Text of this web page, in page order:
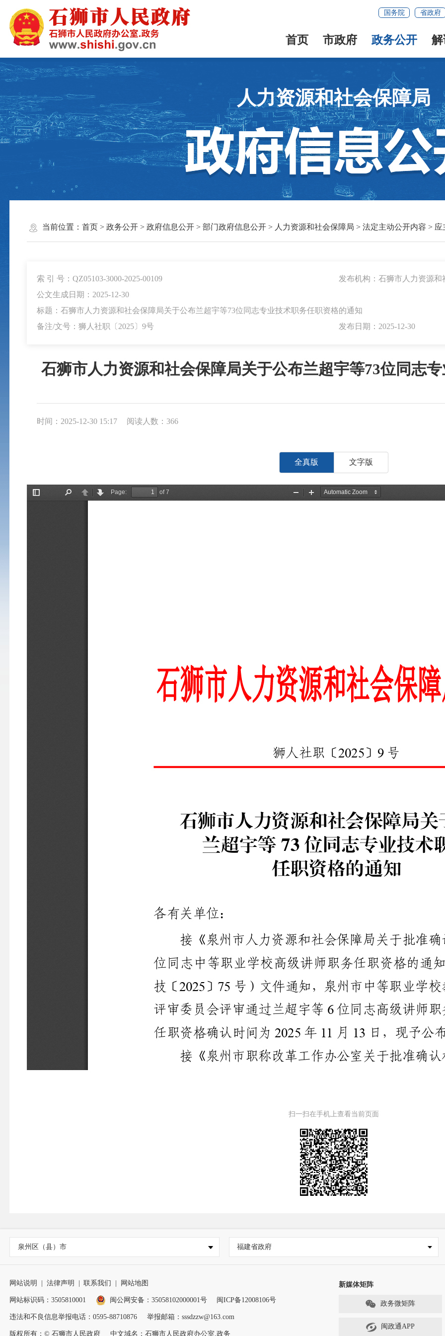
国务院 省政府
首页 市政府 政务公开
人力资源和社会保障局
当前位置： 首页> 政务公开> 政府信息公开> 部门政府信息公开> 人力资源和社会保障局 > 法定主动公开内容 > 应
索 引 号：QZ05103-3000-2025-00109
发布机构：石狮市人力资源和
公文生成日期：2025-12-30
标题：石狮市人力资源和社会保障局关于公布兰超宇等73位同志专业技术职务任职资格的通知
备注/文号：狮人社职〔2025〕9号
发布日期：2025-12-30
石狮市人力资源和社会保障局关于公布兰超宇等73位同志
时间：2025-12-30 15:17 阅读人数： 366
全真版 文字版
扫一扫在手机上查看当前页面
泉州区（县）市 福建省政府
网站说明 | 法律声明 | 联系我们 | 网站地图
网站标识码：3505810001 闽公网安备：35058102000001号 闽ICP备12008106号
违法和不良信息举报电话：0595-88710876 举报邮箱：sssdzzw@163.com
版权所有：© 石狮市人民政府 中文域名：石狮市人民政府办公室.政务
新媒体矩阵
政务微矩阵
闽政通APP